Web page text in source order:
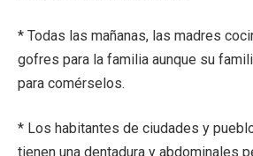
* Todas las mañanas, las madres
gofres para la familia aunque su
para comérselos.
* Los habitantes de ciudades y
tienen una dentadura y abdominales